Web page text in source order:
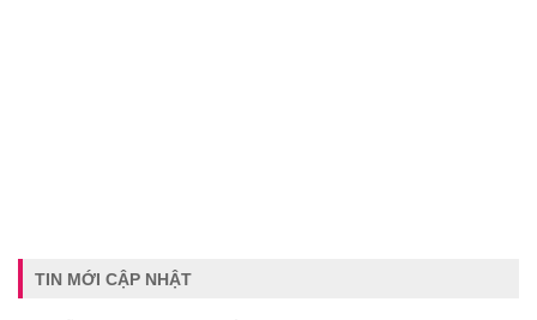
TIN MỚI CẬP NHẬT